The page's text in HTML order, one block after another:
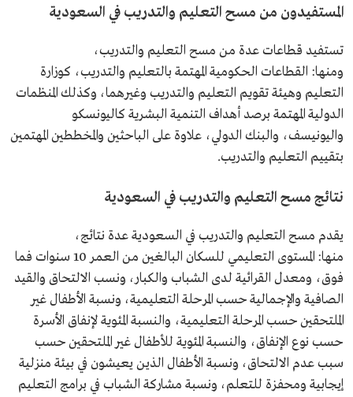
المستفيدون من مسح التعليم والتدريب في السعودية
تستفيد قطاعات عدة من مسح التعليم والتدريب،
ومنها: القطاعات الحكومية المهتمة بالتعليم والتدريب، كوزارة
التعليم وهيئة تقويم التعليم والتدريب وغيرهما، وكذلك المنظمات
الدولية المهتمة برصد أهداف التنمية البشرية كاليونسكو
واليونيسف، والبنك الدولي، علاوة على الباحثين والمخططين المهتمين
بتقييم التعليم والتدريب.
نتائج مسح التعليم والتدريب في السعودية
يقدم مسح التعليم والتدريب في السعودية عدة نتائج،
منها: المستوى التعليمي للسكان البالغين من العمر 10 سنوات فما
فوق، ومعدل القرائية لدى الشباب والكبار، ونسب الالتحاق والقيد
الصافية والإجمالية حسب المرحلة التعليمية، ونسبة الأطفال غير
الملتحقين حسب المرحلة التعليمية، والنسبة المئوية لإنفاق الأسرة
حسب نوع الإنفاق، والنسبة المئوية للأطفال غير الملتحقين حسب
سبب عدم الالتحاق، ونسبة الأطفال الذين يعيشون في بيئة منزلية
إيجابية ومحفزة للتعلم، ونسبة مشاركة الشباب في برامج التعليم